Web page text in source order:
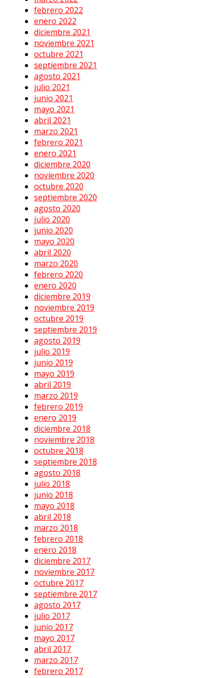
febrero 2022
enero 2022
diciembre 2021
noviembre 2021
octubre 2021
septiembre 2021
agosto 2021
julio 2021
junio 2021
mayo 2021
abril 2021
marzo 2021
febrero 2021
enero 2021
diciembre 2020
noviembre 2020
octubre 2020
septiembre 2020
agosto 2020
julio 2020
junio 2020
mayo 2020
abril 2020
marzo 2020
febrero 2020
enero 2020
diciembre 2019
noviembre 2019
octubre 2019
septiembre 2019
agosto 2019
julio 2019
junio 2019
mayo 2019
abril 2019
marzo 2019
febrero 2019
enero 2019
diciembre 2018
noviembre 2018
octubre 2018
septiembre 2018
agosto 2018
julio 2018
junio 2018
mayo 2018
abril 2018
marzo 2018
febrero 2018
enero 2018
diciembre 2017
noviembre 2017
octubre 2017
septiembre 2017
agosto 2017
julio 2017
junio 2017
mayo 2017
abril 2017
marzo 2017
febrero 2017